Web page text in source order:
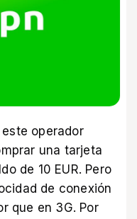
operador
una tarjeta
de 10 EUR. Pero
de conexión
que en 3G. Por